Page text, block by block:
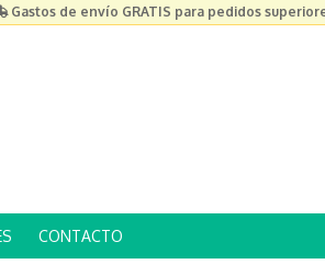
Gastos de envío GRATIS para pedidos
CONTACTO